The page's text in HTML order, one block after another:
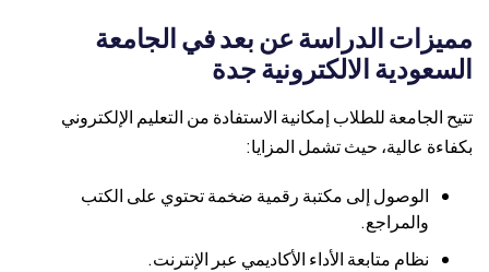
مميزات الدراسة عن بعد في الجامعة
السعودية الالكترونية جدة
تتيح الجامعة للطلاب إمكانية الاستفادة من التعليم الإلكتروني
بكفاءة عالية، حيث تشمل المزايا:
الوصول إلى مكتبة رقمية ضخمة تحتوي على الكتب
والمراجع.
نظام متابعة الأداء الأكاديمي عبر الإنترنت.